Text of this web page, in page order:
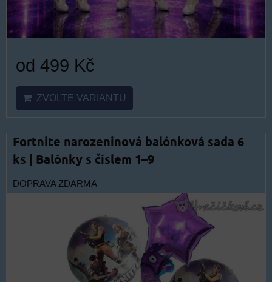
od 499 Kč
ZVOLTE VARIANTU
Fortnite narozeninová balónková sada 6
ks | Balónky s číslem 1–9
DOPRAVA ZDARMA